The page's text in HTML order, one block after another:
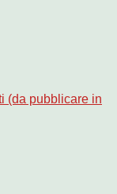
(da pubblicare in